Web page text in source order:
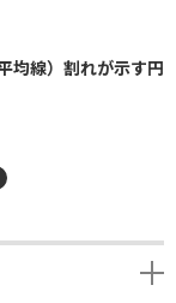
均線）割れが示す円